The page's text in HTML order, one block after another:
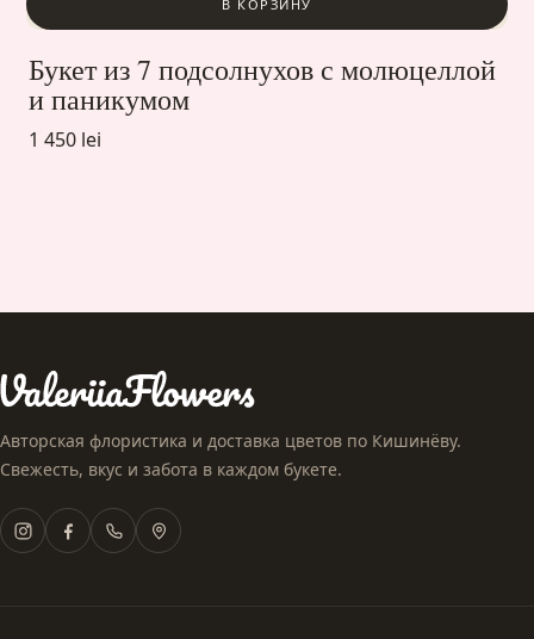
В КОРЗИНУ
Букет из 7 подсолнухов с молюцеллой
и паникумом
1 450 lei
Авторская флористика и доставка цветов по Кишинёву.
Свежесть, вкус и забота в каждом букете.